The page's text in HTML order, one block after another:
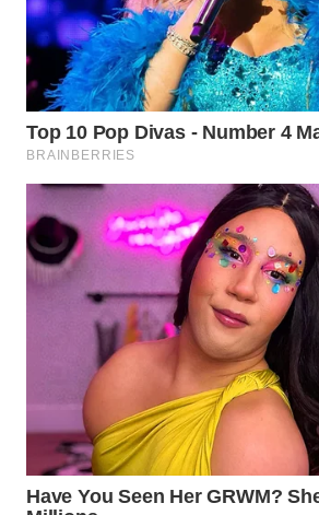
WN
TANGERANG
WN
BINJAI
CIREBON
INDRAMAYU
KUNINGAN
WN
MAJALENGKA